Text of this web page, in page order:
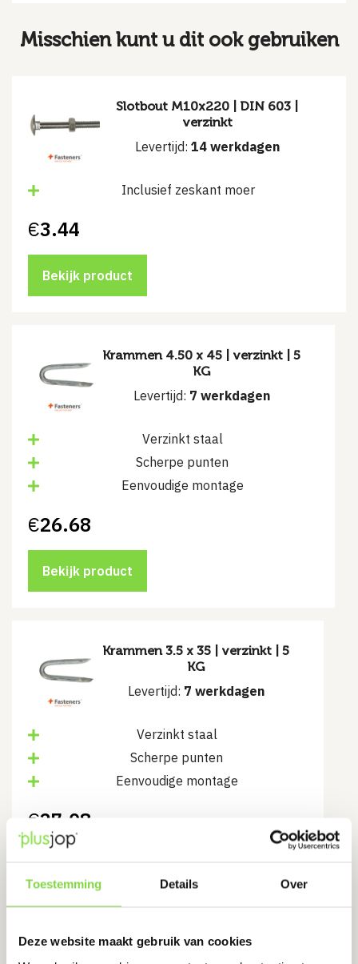
Toestemming Details Over
Deze website maakt gebruik van cookies
Misschien kunt u dit ook gebruiken
Slotbout M10x220 | DIN 603 |
verzinkt
Levertijd: 14 werkdagen
Inclusief zeskant moer
€3.44
Bekijk product
Krammen 4.50 x 45 | verzinkt | 5
KG
Levertijd: 7 werkdagen
Verzinkt staal
Scherpe punten
Eenvoudige montage
€26.68
Bekijk product
Krammen 3.5 x 35 | verzinkt | 5
KG
Levertijd: 7 werkdagen
Verzinkt staal
Scherpe punten
Eenvoudige montage
€27.08
Krammen 2 x 20 | verzinkt | 5